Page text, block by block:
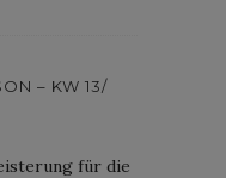
– KW 13/
für die